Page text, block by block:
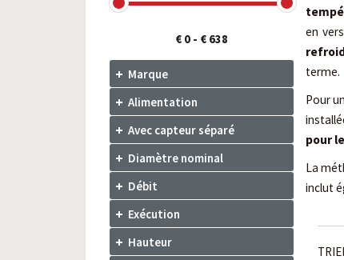
€ 0 - € 638
Marque
Alimentation
Avec capteur séparé
Diamètre nominal
Débit
Exécution
Hauteur
en
terme.
Pour
pour
La
inclut